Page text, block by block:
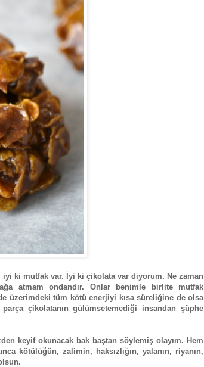
iyi ki mutfak var. İyi ki çikolata var diyorum. Ne zaman
atmam ondandır. Onlar benimle birlite mutfak
üzerimdeki tüm kötü enerjiyi kısa süreliğine de olsa
çikolatanın gülümsetemediği insandan şüphe
keyif okunacak bak baştan söylemiş olayım. Hem
kötülüğün, zalimin, haksızlığın, yalanın, riyanın,